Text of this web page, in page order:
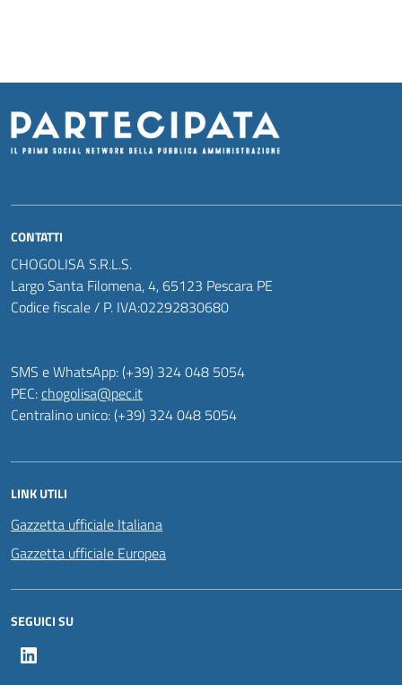
CONTATTI
CHOGOLISA S.R.L.S.
Largo Santa Filomena, 4, 65123 Pescara PE
Codice fiscale / P. IVA:02292830680
SMS e WhatsApp: (+39) 324 048 5054
PEC:chogolisa@pec.it
Centralino unico: (+39) 324 048 5054
LINK UTILI
Gazzetta ufficiale Italiana
Gazzetta ufficiale Europea
SEGUICI SU